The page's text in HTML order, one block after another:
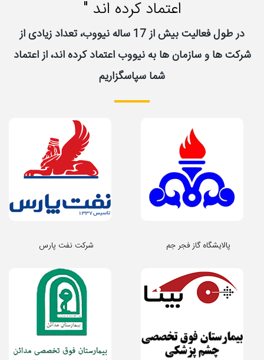
اعتماد کرده اند "
در طول فعالیت بیش از 17 ساله نیووب، تعداد زیادی از
شرکت ها و سازمان ها به نیووب اعتماد کرده اند، از اعتماد
شما سپاسگزاریم
شرکت نفت پارس پالایشگاه گاز فجر جم